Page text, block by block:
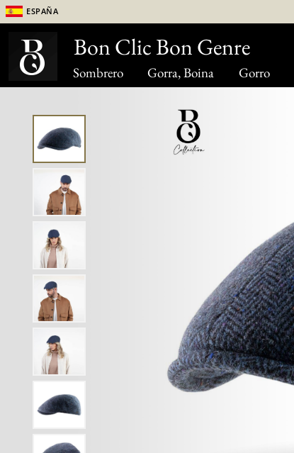
Sombrero Gorra, Boina Gorro
España
Bon Clic Bon Genre